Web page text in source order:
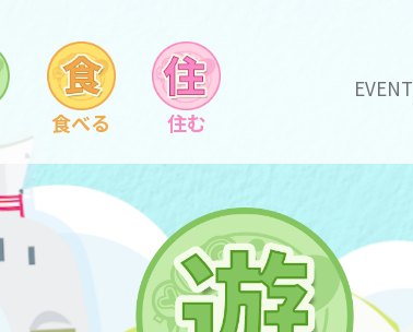
食べる 住む
EVENT